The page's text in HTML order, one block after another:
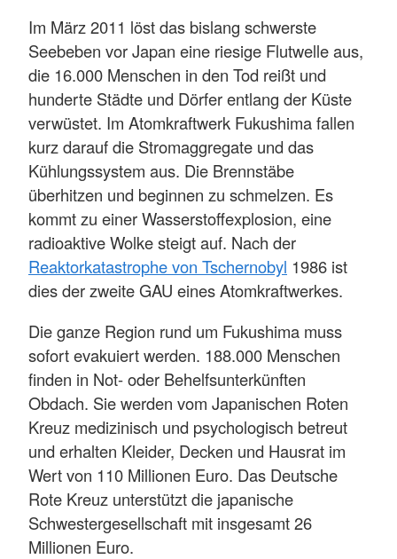
Im März 2011 löst das bislang schwerste
Seebeben vor Japan eine riesige Flutwelle aus,
die 16.000 Menschen in den Tod reißt und
hunderte Städte und Dörfer entlang der Küste
verwüstet. Im Atomkraftwerk Fukushima fallen
kurz darauf die Stromaggregate und das
Kühlungssystem aus. Die Brennstäbe
überhitzen und beginnen zu schmelzen. Es
kommt zu einer Wasserstoffexplosion, eine
radioaktive Wolke steigt auf. Nach der
Reaktorkatastrophe von Tschernobyl 1986 ist
dies der zweite GAU eines Atomkraftwerkes.
Die ganze Region rund um Fukushima muss
sofort evakuiert werden. 188.000 Menschen
finden in Not- oder Behelfsunterkünften
Obdach. Sie werden vom Japanischen Roten
Kreuz medizinisch und psychologisch betreut
und erhalten Kleider, Decken und Hausrat im
Wert von 110 Millionen Euro. Das Deutsche
Rote Kreuz unterstützt die japanische
Schwestergesellschaft mit insgesamt 26
Millionen Euro.